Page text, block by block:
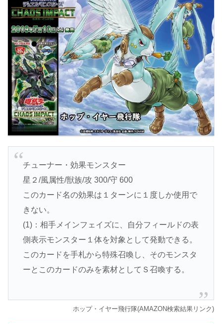
チューナー・効果モンスター
星２/風属性/獣族/攻 300/守 600
このカード名の効果は１ターンに１度しか使用で
きない。
(1)：相手メインフェイズに、自分フィールドの表
側表示モンスター１体を対象として発動できる。
このカードを手札から特殊召喚し、そのモンスタ
ーとこのカードのみを素材としてＳ召喚する。
ホップ・イヤー飛行隊(AMAZON検索結果リンク)